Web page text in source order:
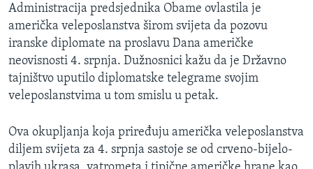
pretraguBOSNA I HERCEGOVINA
SVIJET
SPECIJALNI PROJEKTI
KORUPCIJA
SLOBODA MEDIJA
ŽENSKA STRANA
MAGAZIN
O GLASU AMERIKE
Administracija predsjednika Obame ovlastila je
američka veleposlanstva širom svijeta da pozovu
iranske diplomate na proslavu Dana američke
neovisnosti 4. srpnja. Dužnosnici kažu da je Državno
tajništvo uputilo diplomatske telegrame svojim
veleposlanstvima u tom smislu u petak.
Ova okupljanja koja priređuju američka veleposlanstva
diljem svijeta za 4. srpnja sastoje se od crveno-bijelo-